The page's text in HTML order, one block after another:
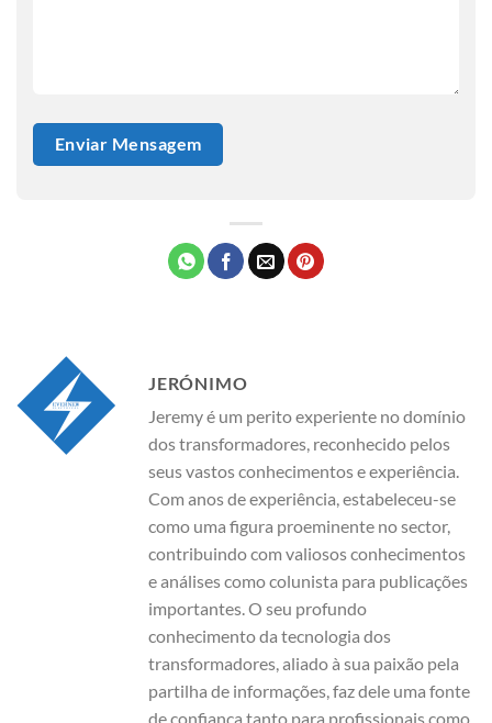
JERÓNIMO
Jeremy é um perito experiente no domínio
dos transformadores, reconhecido pelos
seus vastos conhecimentos e experiência.
Com anos de experiência, estabeleceu-se
como uma figura proeminente no sector,
contribuindo com valiosos conhecimentos
e análises como colunista para publicações
importantes. O seu profundo
conhecimento da tecnologia dos
transformadores, aliado à sua paixão pela
partilha de informações, faz dele uma fonte
de confiança tanto para profissionais como